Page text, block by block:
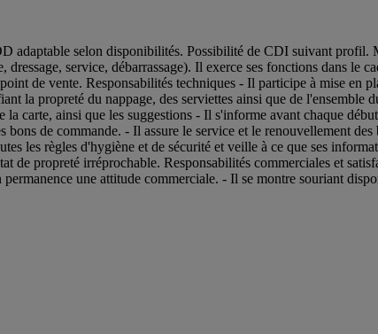
adaptable selon disponibilités. Possibilité de CDI suivant profil.
service, débarrassage). Il exerce ses fonctions dans le
de vente. Responsabilités techniques - Il participe à mise en
la propreté du nappage, des serviettes ainsi que de
carte, ainsi que les suggestions - Il s'informe avant chaque
de commande. - Il assure le service et le renouvellement
les règles d'hygiène et de sécurité et veille à ce que ses
de propreté irréprochable. Responsabilités commerciales et
une attitude commerciale. - Il se montre souriant